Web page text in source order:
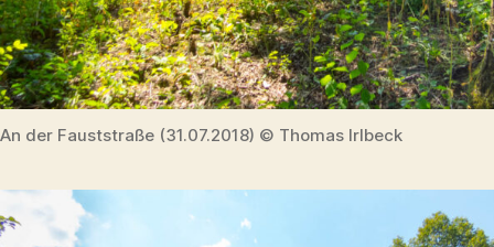
An der Fauststraße (31.07.2018) © Thomas Irlbeck